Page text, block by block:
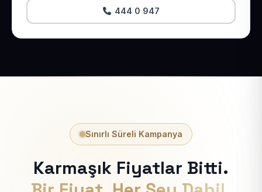
444 0 947
Sınırlı Süreli Kampanya
Karmaşık Fiyatlar Bitti.